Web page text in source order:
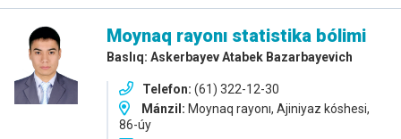
Moynaq rayonı statistika bólimi
Baslıq: Askerbayev Atabek Bazarbayevich
Telefon: (61) 322-12-30
Mánzil: Moynaq rayonı, Ajiniyaz kóshesi,
86-úy